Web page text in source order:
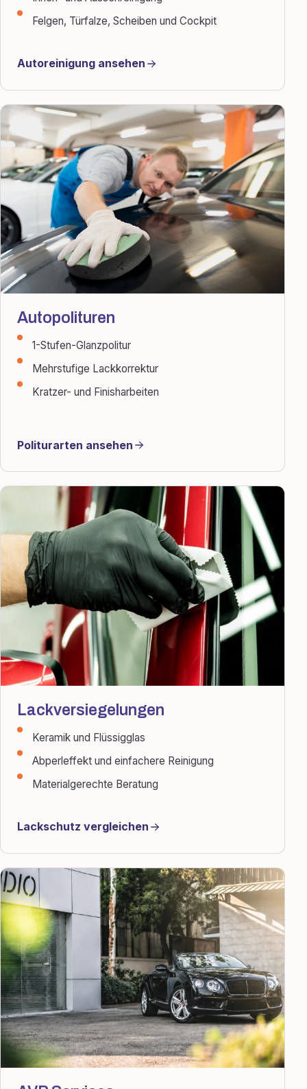
Felgen, Türfalze, Scheiben und Cockpit
Autoreinigung ansehen
Autopolituren
1-Stufen-Glanzpolitur
Mehrstufige Lackkorrektur
Kratzer- und Finisharbeiten
Politurarten ansehen
Lackversiegelungen
Keramik und Flüssigglas
Abperleffekt und einfachere Reinigung
Materialgerechte Beratung
Lackschutz vergleichen